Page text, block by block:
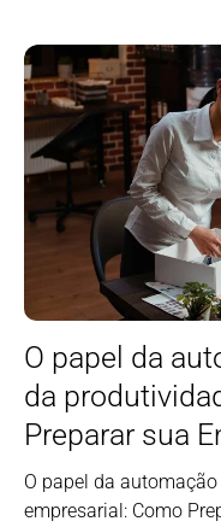
O papel da
da
Preparar sua
O papel da
empresarial: Como